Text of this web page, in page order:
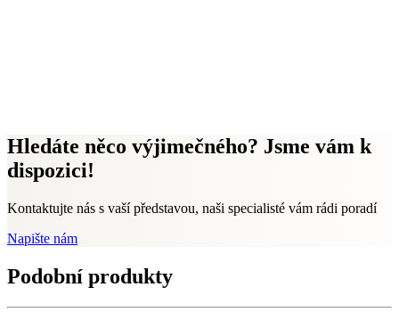
Hledáte něco výjimečného? Jsme vám k
dispozici!
Kontaktujte nás s vaší představou, naši specialisté vám rádi poradí
Napište nám
Podobní produkty